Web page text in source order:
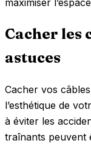
Cacher les
astuces
Cacher vos
l’esthétique de
à éviter les
traînants peuvent